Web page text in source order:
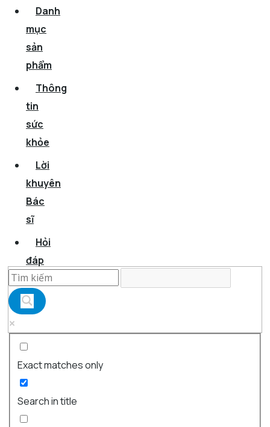
Danh
mục
sản
phẩm
Thông
tin
sức
khỏe
Lời
khuyên
Bác
sĩ
Hỏi
đáp
Exact matches only
Search in title